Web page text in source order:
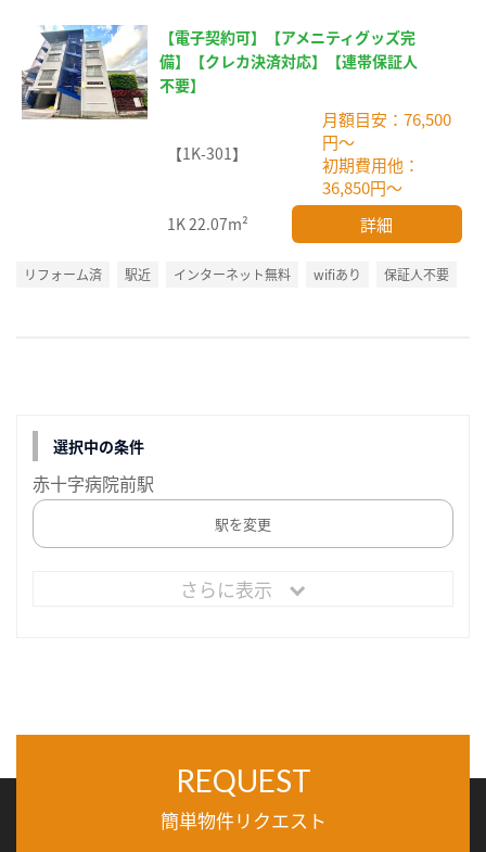
【電子契約可】【アメニティグッズ完
備】【クレカ決済対応】【連帯保証人
不要】
【1K-301】
月額目安：76,500
円～
初期費用他：
36,850円～
1K22.07m² 詳細
リフォーム済 駅近 インターネット無料 wifiあり 保証人不要
選択中の条件
赤十字病院前駅
駅を変更
さらに表示
REQUEST
簡単物件リクエスト